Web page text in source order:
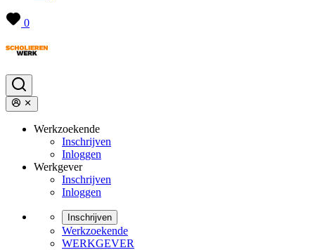
0
Werkzoekende
Inschrijven
Inloggen
Werkgever
Inschrijven
Inloggen
Inschrijven
Werkzoekende
WERKGEVER